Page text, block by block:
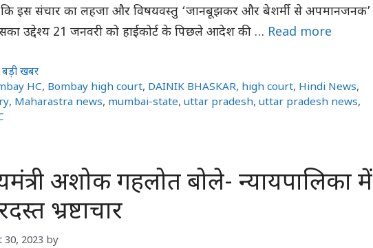
इस संचार का लहजा और विषयवस्तु ‘जानबूझकर और बेशर्मी से अपमानजनक’
उद्देश्य 21 जनवरी को हाईकोर्ट के पिछले आदेश की … Read more
बड़ी खबर
HC, Bombay high court, DAINIK BHASKAR, high court, Hindi News,
, Maharastra news, mumbai-state, uttar pradesh, uttar pradesh news,
अशोक गहलोत बोले- न्यायपालिका में
भ्रष्टाचार
2023 by